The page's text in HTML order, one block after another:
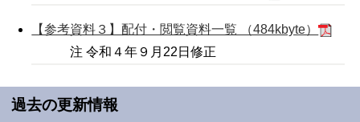
【参考資料３】配付・閲覧資料一覧 （484kbyte）
注 令和４年９月22日修正
過去の更新情報